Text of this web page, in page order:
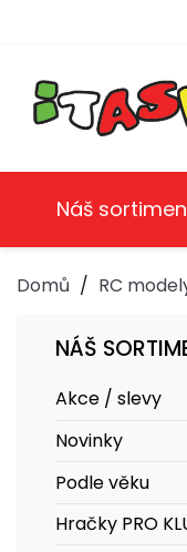
Náš
Domů RC
NÁŠ
Akce / slevy
Novinky
Podle věku
Hračky PRO